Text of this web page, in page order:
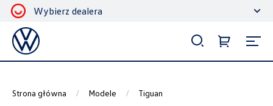
Wybierz dealera
Strona główna Modele Tiguan
Filtrowanie i sortowanie
Sortuj